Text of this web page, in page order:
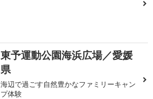
東予運動公園海浜広場／愛媛
県
海辺で過ごす自然豊かなファミリーキャン
プ体験